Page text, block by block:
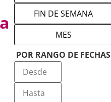
FIN DE SEMANA
MES
POR RANGO DE FECHAS